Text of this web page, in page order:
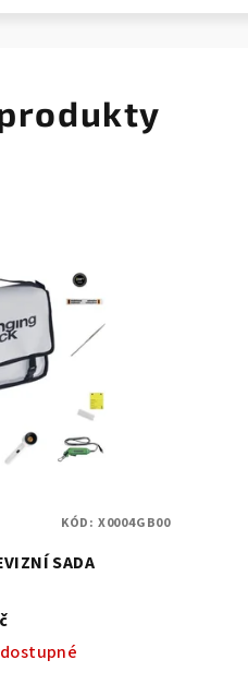
SADA
KÓD: X0004GB00